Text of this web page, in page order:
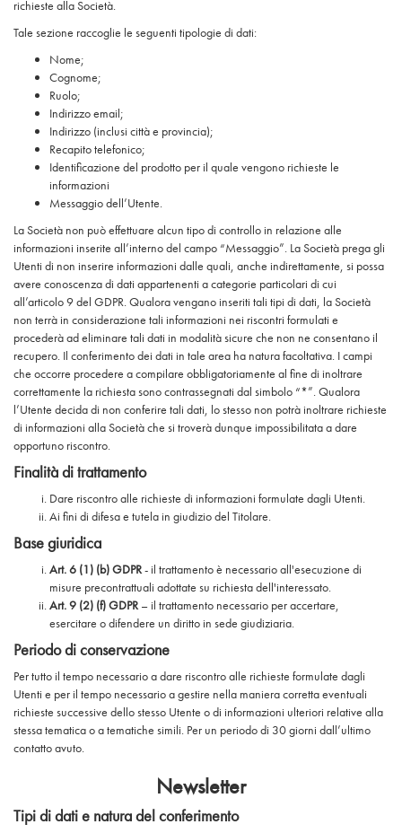
richieste alla Società.
Tale sezione raccoglie le seguenti tipologie di dati:
Nome;
Cognome;
Ruolo;
Indirizzo email;
Indirizzo (inclusi città e provincia);
Recapito telefonico;
Identificazione del prodotto per il quale vengono richieste le
informazioni
Messaggio dell’Utente.
La Società non può effettuare alcun tipo di controllo in relazione alle
informazioni inserite all’interno del campo “Messaggio”. La Società prega gli
Utenti di non inserire informazioni dalle quali, anche indirettamente, si possa
avere conoscenza di dati appartenenti a categorie particolari di cui
all’articolo 9 del GDPR. Qualora vengano inseriti tali tipi di dati, la Società
non terrà in considerazione tali informazioni nei riscontri formulati e
procederà ad eliminare tali dati in modalità sicure che non ne consentano il
recupero. Il conferimento dei dati in tale area ha natura facoltativa. I campi
che occorre procedere a compilare obbligatoriamente al fine di inoltrare
correttamente la richiesta sono contrassegnati dal simbolo “*”. Qualora
l’Utente decida di non conferire tali dati, lo stesso non potrà inoltrare richieste
di informazioni alla Società che si troverà dunque impossibilitata a dare
opportuno riscontro.
Finalità di trattamento
Dare riscontro alle richieste di informazioni formulate dagli Utenti.
Ai fini di difesa e tutela in giudizio del Titolare.
Base giuridica
Art. 6 (1) (b) GDPR- il trattamento è necessario all'esecuzione di
misure precontrattuali adottate su richiesta dell'interessato.
Art. 9 (2) (f) GDPR– il trattamento necessario per accertare,
esercitare o difendere un diritto in sede giudiziaria.
Periodo di conservazione
Per tutto il tempo necessario a dare riscontro alle richieste formulate dagli
Utenti e per il tempo necessario a gestire nella maniera corretta eventuali
richieste successive dello stesso Utente o di informazioni ulteriori relative alla
stessa tematica o a tematiche simili. Per un periodo di 30 giorni dall’ultimo
contatto avuto.
Newsletter
Tipi di dati e natura del conferimento